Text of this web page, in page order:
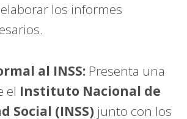
los informes
al INSS: Presenta una
el Instituto Nacional de
Social (INSS) junto con los